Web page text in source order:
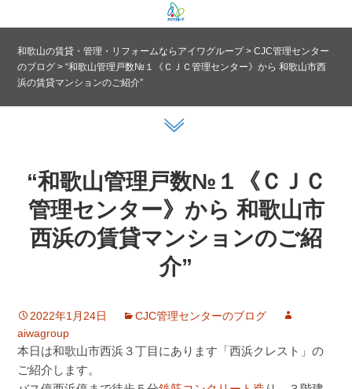
和歌山の賃貸・管理・リフォームならアイワグループ>CJC管理センター
のブログ >“和歌山管理戸数№１《ＣＪＣ管理センター》から 和歌山市西
浜の賃貸マンションのご紹介”
“和歌山管理戸数№１《ＣＪＣ
管理センター》から 和歌山市
西浜の賃貸マンションのご紹
介”
2022年1月24日
CJC管理センターのブログ
aiwagroup
本日は和歌山市西浜３丁目にあります「西浜クレスト」の
ご紹介します。